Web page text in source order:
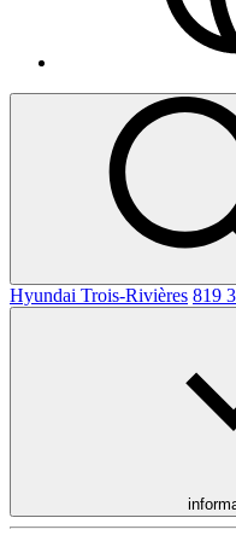
Hyundai Trois-Rivières 819